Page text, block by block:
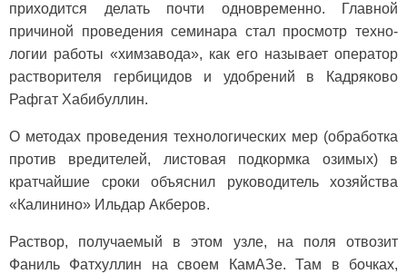
приходит­ся делать почти одновременно. Главной
причиной проведения семинара стал просмотр техно­
логии работы «химзавода», как его называет оператор
раство­рителя гербицидов и удобрений в Кадряково
Рафгат Хабибуллин.
О методах проведения технологических мер (об­работка
против вредителей, листовая подкормка ози­мых) в
кратчайшие сроки объяснил руководитель хо­зяйства
«Калинино» Ильдар Акберов.
Раствор, получаемый в этом узле, на поля отвозит
Фаниль Фатхуллин на сво­ем КамАЗе. Там в бочках,